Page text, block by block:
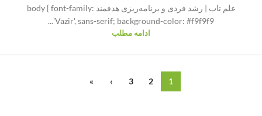
علم تاب | رشد فردی و برنامه‌ریزی هدفمند body { font-family:
'Vazir', sans-serif; background-color: #f9f9f9...
ادامه مطلب
1
2
3
›
»